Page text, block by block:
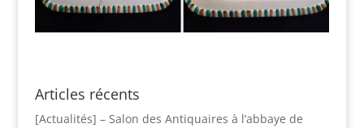
Articles récents
[Actualités] – Salon des Antiquaires à l’abbaye de